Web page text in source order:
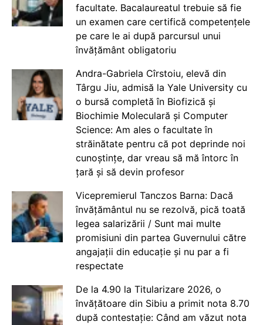
facultate. Bacalaureatul trebuie să fie
un examen care certifică competențele
pe care le ai după parcursul unui
învățământ obligatoriu
Andra-Gabriela Cîrstoiu, elevă din
Târgu Jiu, admisă la Yale University cu
o bursă completă în Biofizică și
Biochimie Moleculară și Computer
Science: Am ales o facultate în
străinătate pentru că pot deprinde noi
cunoștințe, dar vreau să mă întorc în
țară și să devin profesor
Vicepremierul Tanczos Barna: Dacă
învățământul nu se rezolvă, pică toată
legea salarizării / Sunt mai multe
promisiuni din partea Guvernului către
angajații din educație și nu par a fi
respectate
De la 4.90 la Titularizare 2026, o
învățătoare din Sibiu a primit nota 8.70
după contestație: Când am văzut nota